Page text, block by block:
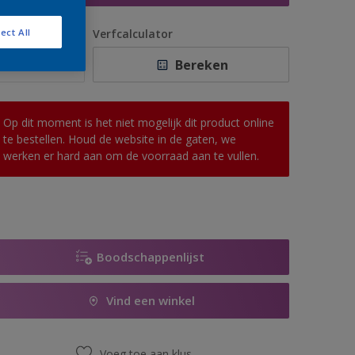
Verfcalculator
Bereken
Op dit moment is het niet mogelijk dit product online
te bestellen. Houd de website in de gaten, we
werken er hard aan om de voorraad aan te vullen.
Boodschappenlijst
Vind een winkel
All